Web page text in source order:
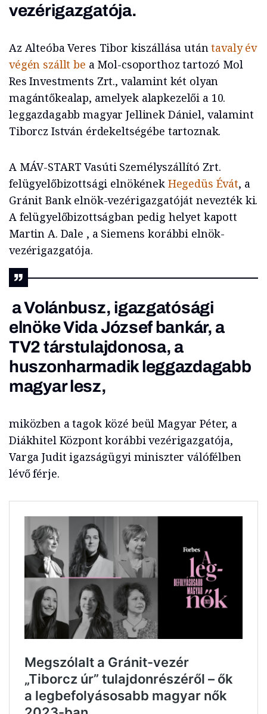
vezérigazgatója.
Az Alteóba Veres Tibor kiszállása utántavaly év
végén szállt be a Mol-csoporthoz tartozó Mol
Res Investments Zrt., valamint két olyan
magántőkealap, amelyek alapkezelői a 10.
leggazdagabb magyar Jellinek Dániel, valamint
Tiborcz István érdekeltségébe tartoznak.
A MÁV-START Vasúti Személyszállító Zrt.
felügyelőbizottsági elnökének Hegedüs Évát, a
Gránit Bank elnök-vezérigazgatóját nevezték ki.
A felügyelőbizottságban pedig helyet kapott
Martin A. Dale , a Siemens korábbi elnök-
vezérigazgatója.
a Volánbusz, igazgatósági
elnöke Vida József bankár, a
TV2 társtulajdonosa, a
huszonharmadik leggazdagabb
magyarlesz,
miközben a tagok közé beül Magyar Péter, a
Diákhitel Központ korábbi vezérigazgatója,
Varga Judit igazságügyi miniszter válófélben
lévő férje.